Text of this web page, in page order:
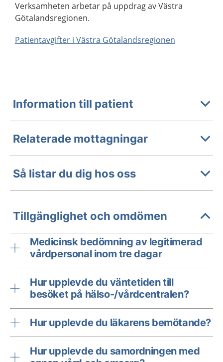
Verksamheten arbetar på uppdrag av Västra
Götalandsregionen.
Patientavgifter i Västra Götalandsregionen
Information till patient
Relaterade mottagningar
Så listar du dig hos oss
Tillgänglighet och omdömen
Medicinsk bedömning av legitimerad
vårdpersonal inom tre dagar
Hur upplevde du väntetiden till
besöket på hälso-/vårdcentralen?
Hur upplevde du läkarens bemötande?
Hur upplevde du samordningen med